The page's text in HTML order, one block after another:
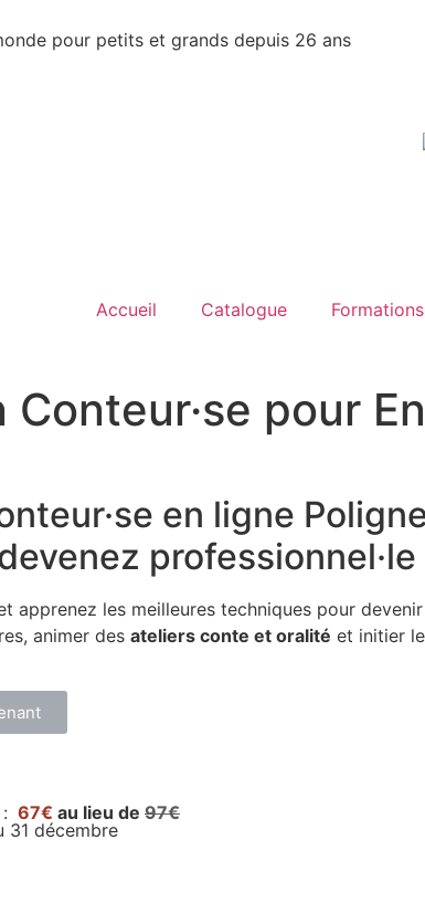
pour petits et grands depuis 26 ans
Accueil Catalogue Formations
Conteur·se pour
en ligne
professionnel·le
apprenez les meilleures techniques pour devenir
animer des ateliers conte et oralité et initier
67€ au lieu de 97€
31 décembre